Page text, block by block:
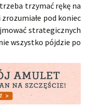
trzymać rękę na
pod koniec
strategicznych
wszystko pójdzie po